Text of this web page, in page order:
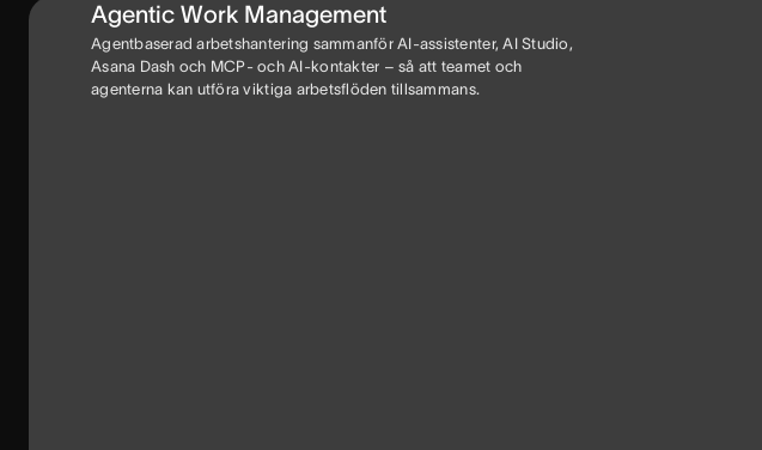
Agentic Work Management
Agentbaserad arbetshantering sammanför AI-assistenter, AI Studio,
Asana Dash och MCP- och AI-kontakter – så att teamet och
agenterna kan utföra viktiga arbetsflöden tillsammans.